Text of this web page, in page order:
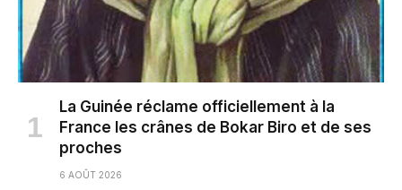
La Guinée réclame officiellement à la
France les crânes de Bokar Biro et de ses
proches
6 AOÛT 2026